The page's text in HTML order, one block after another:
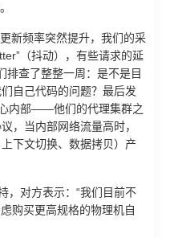
新频率突然提升，我们的采
（抖动），有些请求的延
排查了整整一周：是不是目
自己代码的问题？最后发
内部——他们的代理集群之
，当内部网络流量高时，
下文切换、数据拷贝）产
，对方表示：“我们目前不
购买更高规格的物理机自